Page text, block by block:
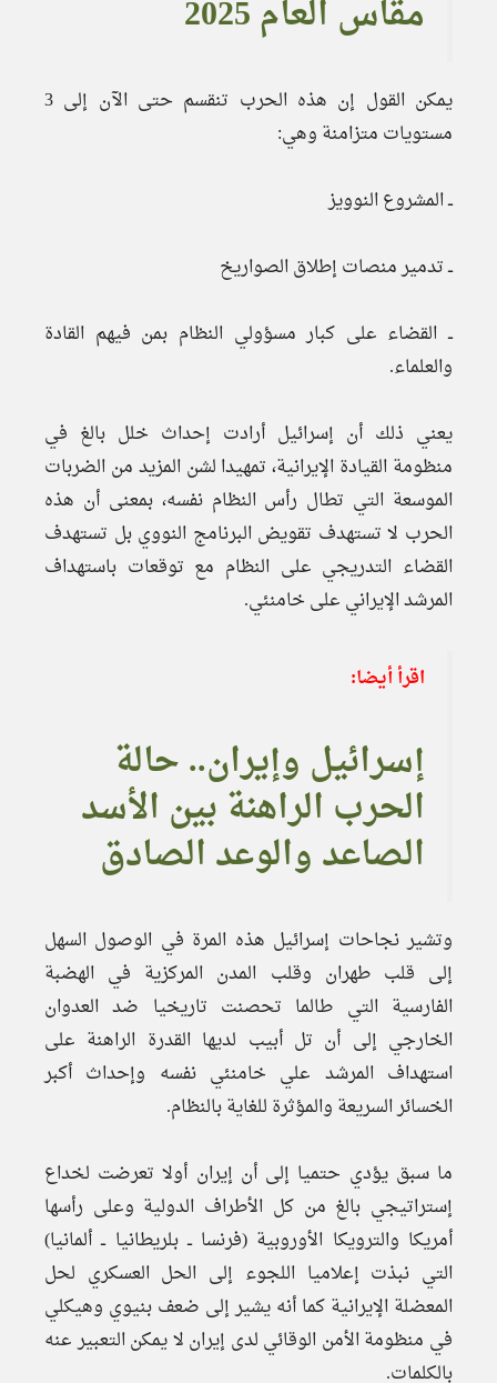
مقاس العام 2025
يمكن القول إن هذه الحرب تنقسم حتى الآن إلى 3
مستويات متزامنة وهي:
ــ المشروع النوويز
ــ تدمير منصات إطلاق الصواريخ
ــ القضاء على كبار مسؤولي النظام بمن فيهم القادة
والعلماء.
يعني ذلك أن إسرائيل أرادت إحداث خلل بالغ في
منظومة القيادة الإيرانية، تمهيدا لشن المزيد من الضربات
الموسعة التي تطال رأس النظام نفسه، بمعنى أن هذه
الحرب لا تستهدف تقويض البرنامج النووي بل تستهدف
القضاء التدريجي على النظام مع توقعات باستهداف
المرشد الإيراني على خامنئي.
اقرأ أيضا:
إسرائيل وإيران.. حالة
الحرب الراهنة بين الأسد
الصاعد والوعد الصادق
وتشير نجاحات إسرائيل هذه المرة في الوصول السهل
إلى قلب طهران وقلب المدن المركزية في الهضبة
الفارسية التي طالما تحصنت تاريخيا ضد العدوان
الخارجي إلى أن تل أبيب لديها القدرة الراهنة على
استهداف المرشد علي خامنئي نفسه وإحداث أكبر
الخسائر السريعة والمؤثرة للغاية بالنظام.
ما سبق يؤدي حتميا إلى أن إيران أولا تعرضت لخداع
إستراتيجي بالغ من كل الأطراف الدولية وعلى رأسها
أمريكا والترويكا الأوروبية (فرنسا ــ بلريطانيا ــ ألمانيا)
التي نبذت إعلاميا اللجوء إلى الحل العسكري لحل
المعضلة الإيرانية كما أنه يشير إلى ضعف بنيوي وهيكلي
في منظومة الأمن الوقائي لدى إيران لا يمكن التعبير عنه
بالكلمات.